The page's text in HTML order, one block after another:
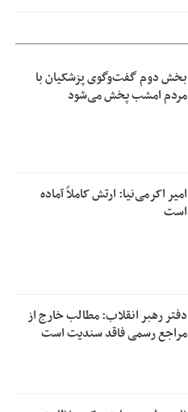
بخش دوم گفت‌وگوی پزشکیان با
مردم امشب پخش می‌شود
امیر اکرمی‌نیا: ارتش کاملاً آماده
است
دفتر رهبر انقلاب: مطالب خارج از
مراجع رسمی فاقد سندیت است